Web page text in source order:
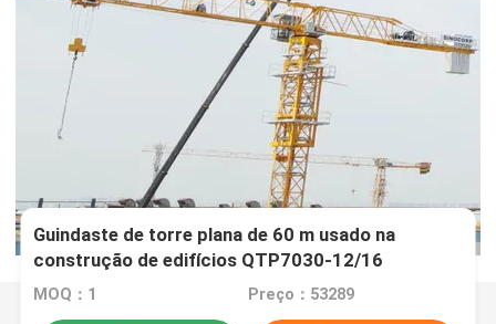
Guindaste de torre plana de 60 m usado na
construção de edifícios QTP7030-12/16
MOQ：1 Preço：53289